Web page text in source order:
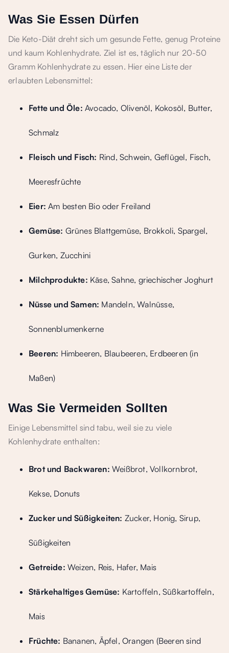
Was Sie Essen Dürfen
Die Keto-Diät dreht sich um gesunde Fette, genug Proteine
und kaum Kohlenhydrate. Ziel ist es, täglich nur 20-50
Gramm Kohlenhydrate zu essen. Hier eine Liste der
erlaubten Lebensmittel:
Fette und Öle: Avocado, Olivenöl, Kokosöl, Butter,
Schmalz
Fleisch und Fisch: Rind, Schwein, Geflügel, Fisch,
Meeresfrüchte
Eier: Am besten Bio oder Freiland
Gemüse: Grünes Blattgemüse, Brokkoli, Spargel,
Gurken, Zucchini
Milchprodukte: Käse, Sahne, griechischer Joghurt
Nüsse und Samen: Mandeln, Walnüsse,
Sonnenblumenkerne
Beeren: Himbeeren, Blaubeeren, Erdbeeren (in
Maßen)
Was Sie Vermeiden Sollten
Einige Lebensmittel sind tabu, weil sie zu viele
Kohlenhydrate enthalten:
Brot und Backwaren: Weißbrot, Vollkornbrot,
Kekse, Donuts
Zucker und Süßigkeiten: Zucker, Honig, Sirup,
Süßigkeiten
Getreide: Weizen, Reis, Hafer, Mais
Stärkehaltiges Gemüse: Kartoffeln, Süßkartoffeln,
Mais
Früchte: Bananen, Äpfel, Orangen (Beeren sind